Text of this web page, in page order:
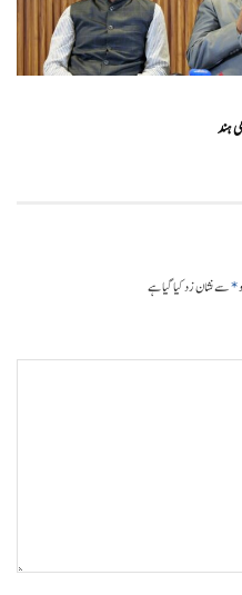
ہند
*سے نشان زد کیا گیا ہے